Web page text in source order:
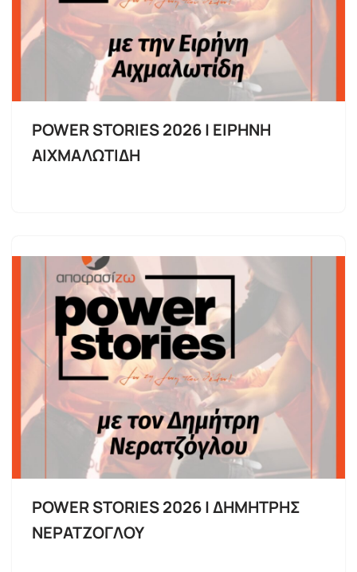
POWER STORIES 2026 | ΕΙΡΗΝΗ
ΑΙΧΜΑΛΩΤΙΔΗ
POWER STORIES 2026 | ΔΗΜΗΤΡΗΣ
ΝΕΡΑΤΖΟΓΛΟΥ